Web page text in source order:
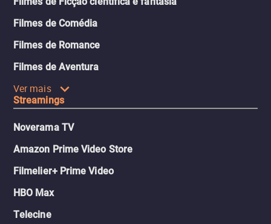
Filmes de Comédia
Filmes de Romance
Filmes de Aventura
Ver mais
Streamings
Noverama TV
Amazon Prime Video Store
Filmelier+ Prime Video
HBO Max
Telecine